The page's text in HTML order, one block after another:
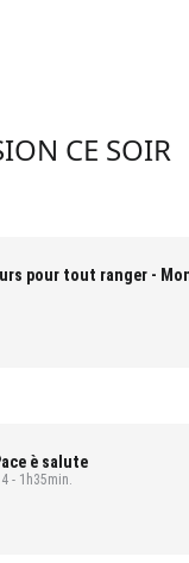
CE SOIR
pour tout ranger -
è salute
- 1h35min.